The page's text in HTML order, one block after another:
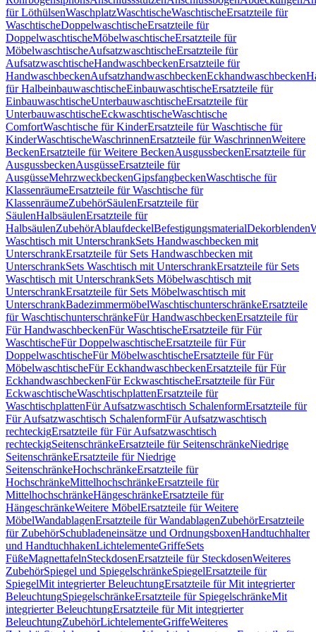
für LöthülsenWaschplatzWaschtischeWaschtischeErsatzteile für
WaschtischeDoppelwaschtischeErsatzteile für
DoppelwaschtischeMöbelwaschtischeErsatzteile für
MöbelwaschtischeAufsatzwaschtischeErsatzteile für
AufsatzwaschtischeHandwaschbeckenErsatzteile für
HandwaschbeckenAufsatzhandwaschbeckenEckhandwaschbecken
für HalbeinbauwaschtischeEinbauwaschtischeErsatzteile für
EinbauwaschtischeUnterbauwaschtischeErsatzteile für
UnterbauwaschtischeEckwaschtischeWaschtische
ComfortWaschtische für KinderErsatzteile für Waschtische für
KinderWaschtischeWaschrinnenErsatzteile für WaschrinnenWeitere
BeckenErsatzteile für Weitere BeckenAusgussbeckenErsatzteile für
AusgussbeckenAusgüsseErsatzteile für
AusgüsseMehrzweckbeckenGipsfangbeckenWaschtische für
KlassenräumeErsatzteile für Waschtische für
KlassenräumeZubehörSäulenErsatzteile für
SäulenHalbsäulenErsatzteile für
HalbsäulenZubehörAblaufdeckelBefestigungsmaterialDekorblenden
Waschtisch mit UnterschrankSets Handwaschbecken mit
UnterschrankErsatzteile für Sets Handwaschbecken mit
UnterschrankSets Waschtisch mit UnterschrankErsatzteile für Sets
Waschtisch mit UnterschrankSets Möbelwaschtisch mit
UnterschrankErsatzteile für Sets Möbelwaschtisch mit
UnterschrankBadezimmermöbelWaschtischunterschränkeErsatzteile
für WaschtischunterschränkeFür HandwaschbeckenErsatzteile für
Für HandwaschbeckenFür WaschtischeErsatzteile für Für
WaschtischeFür DoppelwaschtischeErsatzteile für Für
DoppelwaschtischeFür MöbelwaschtischeErsatzteile für Für
MöbelwaschtischeFür EckhandwaschbeckenErsatzteile für Für
EckhandwaschbeckenFür EckwaschtischeErsatzteile für Für
EckwaschtischeWaschtischplattenErsatzteile für
WaschtischplattenFür Aufsatzwaschtisch SchalenformErsatzteile für
Für Aufsatzwaschtisch SchalenformFür Aufsatzwaschtisch
rechteckigErsatzteile für Für Aufsatzwaschtisch
rechteckigSeitenschränkeErsatzteile für SeitenschränkeNiedrige
SeitenschränkeErsatzteile für Niedrige
SeitenschränkeHochschränkeErsatzteile für
HochschränkeMittelhochschränkeErsatzteile für
MittelhochschränkeHängeschränkeErsatzteile für
HängeschränkeWeitere MöbelErsatzteile für Weitere
MöbelWandablagenErsatzteile für WandablagenZubehörErsatzteile
für ZubehörSchubladeneinsätze und OrdnungsboxenHandtuchhalter
und HandtuchhakenLichtelementeGriffeSets
FüßeMagnettafelnSteckdosenErsatzteile für SteckdosenWeiteres
ZubehörSpiegel und SpiegelschränkeSpiegelErsatzteile für
SpiegelMit integrierter BeleuchtungErsatzteile für Mit integrierter
BeleuchtungSpiegelschränkeErsatzteile für SpiegelschränkeMit
integrierter BeleuchtungErsatzteile für Mit integrierter
BeleuchtungZubehörLichtelementeGriffeWeiteres